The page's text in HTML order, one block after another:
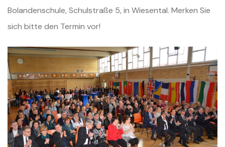
Bolandenschule, Schulstraße 5, in Wiesental. Merken Sie
sich bitte den Termin vor!